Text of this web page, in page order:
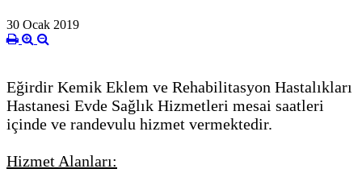
30 Ocak 2019
Eğirdir Kemik Eklem ve Rehabilitasyon Hastalıkları
Hastanesi Evde Sağlık Hizmetleri mesai saatleri
içinde ve randevulu hizmet vermektedir.
Hizmet Alanları: